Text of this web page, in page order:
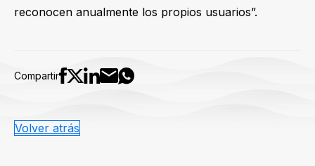
reconocen anualmente los propios usuarios”.
Compartir
Volver atrás